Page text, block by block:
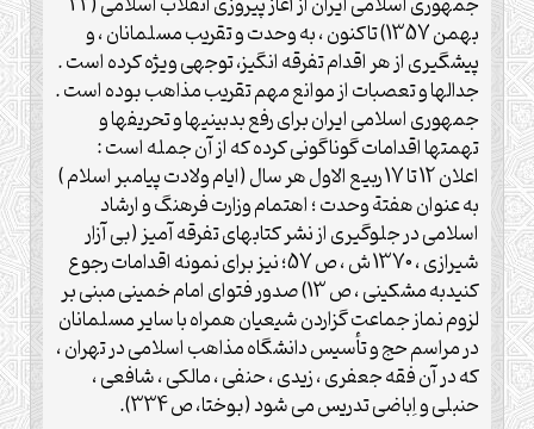
بهمن 1357) تاکنون ، به وحدت و تقریب مسلمانان ، و
پیشگیری از هر اقدام تفرقه انگیز، توجهی ویژه کرده است .
جدالها و تعصبات از موانع مهم تقریب مذاهب بوده است .
جمهوری اسلامی ایران برای رفع بدبینیها و تحریفها و
تهمتها اقدامات گوناگونی کرده که از آن جمله است :
اعلان 12 تا 17 ربیع الاول هر سال (ایام ولادت پیامبر اسلام )
به عنوان هفتة وحدت ؛ اهتمام وزارت فرهنگ و ارشاد
اسلامی در جلوگیری از نشر کتابهای تفرقه آمیز (بی آزار
شیرازی ، 1370 ش ، ص 57؛ نیز برای نمونه اقدامات رجوع
کنیدبه مشکینی ، ص 13) صدور فتوای امام خمینی مبنی بر
لزوم نماز جماعت گزاردن شیعیان همراه با سایر مسلمانان
در مراسم حج و تأسیس دانشگاه مذاهب اسلامی در تهران ،
که در آن فقه جعفری ، زیدی ، حنفی ، مالکی ، شافعی ،
حنبلی و اِباضی تدریس می شود (بوختا، ص 334).